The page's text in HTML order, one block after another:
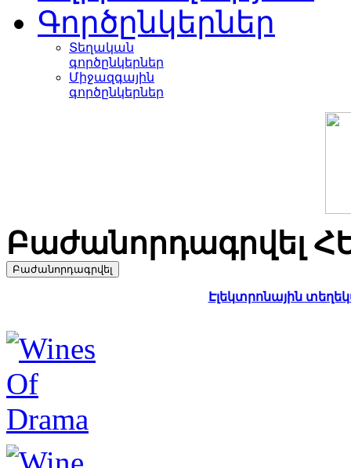
Գործընկերներ
Տեղական
գործընկերներ
Միջազգային
գործընկերներ
Բաժանորդագրվել
Էլեկտրոնային